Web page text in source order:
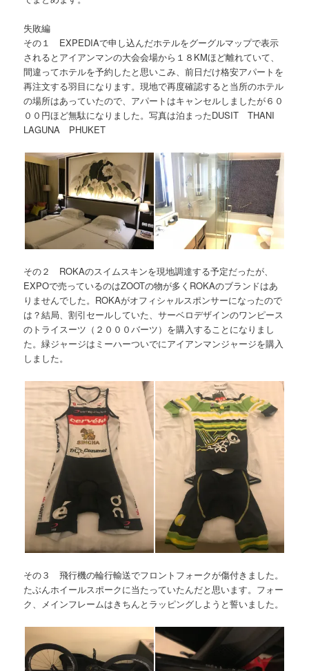
へ
移
動
移
動
失敗編
その１ EXPEDIAで申し込んだホテルをグーグルマップで表示
されるとアイアンマンの大会会場から１８KMほど離れていて、
間違ってホテルを予約したと思いこみ、前日だけ格安アパートを
再注文する羽目になります。現地で再度確認すると当所のホテル
の場所はあっていたので、アパートはキャンセルしましたが６０
００円ほど無駄になりました。写真は泊まったDUSIT THANI
LAGUNA PHUKET
その２ ROKAのスイムスキンを現地調達する予定だったが、
EXPOで売っているのはZOOTの物が多くROKAのブランドはあ
りませんでした。ROKAがオフィシャルスポンサーになったので
は？結局、割引セールしていた、サーベロデザインのワンピース
のトライスーツ（２０００バーツ）を購入することになりまし
た。緑ジャージはミーハーついでにアイアンマンジャージを購入
しました。
その３ 飛行機の輪行輸送でフロントフォークが傷付きました。
たぶんホイールスポークに当たっていたんだと思います。フォー
ク、メインフレームはきちんとラッピングしようと誓いました。